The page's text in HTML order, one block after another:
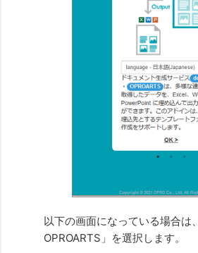
以下の画面になっている場合は
OPROARTS」を選択します。